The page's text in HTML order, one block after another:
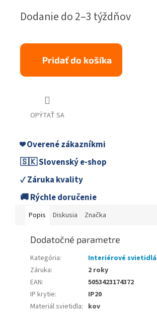
cena:
Dodanie do 2–3 týždňov
Pridať do košíka
OPÝTAŤ SA
❤️ Overené zákazníkmi
🇸🇰 Slovenský e-shop
✓ Záruka kvality
🚚 Rýchle doručenie
Popis Diskusia Značka
Dodatočné parametre
Kategória:
Interiérové svietidlá
Záruka:
2 roky
EAN:
5053423174372
IP krytie:
IP20
Materiál svietidla: kov